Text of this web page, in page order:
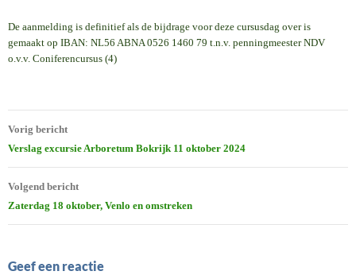
De aanmelding is definitief als de bijdrage voor deze cursusdag over is
gemaakt op IBAN: NL56 ABNA 0526 1460 79 t.n.v. penningmeester NDV
o.v.v. Coniferencursus (4)
Bericht
navigatie
Vorig bericht
Verslag excursie Arboretum Bokrijk 11 oktober 2024
Volgend bericht
Zaterdag 18 oktober, Venlo en omstreken
Geef een reactie